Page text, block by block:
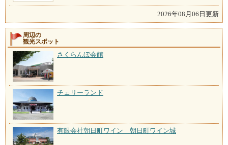
2026年08月06日更新
周辺の
観光スポット
さくらんぼ会館
チェリーランド
有限会社朝日町ワイン 朝日町ワイン城